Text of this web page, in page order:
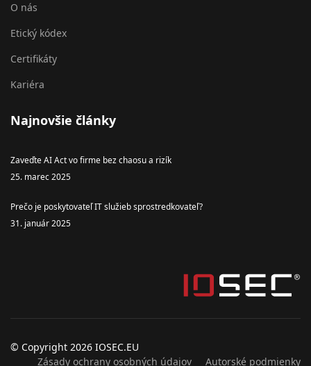
O nás
Etický kódex
Certifikáty
Kariéra
Najnovšie články
Zaveďte AI Act vo firme bez chaosu a rizík
25. marec 2025
Prečo je poskytovateľ IT služieb sprostredkovateľ?
31. január 2025
© Copyright 2026 IOSEC.EU
Zásady ochrany osobných údajov
Autorské podmienky